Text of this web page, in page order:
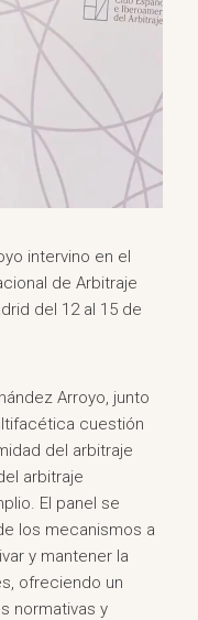
intervino en el
de Arbitraje
del 12 al 15 de
Arroyo, junto
cuestión
del arbitraje
arbitraje
El panel se
los mecanismos a
y mantener la
ofreciendo un
normativas y